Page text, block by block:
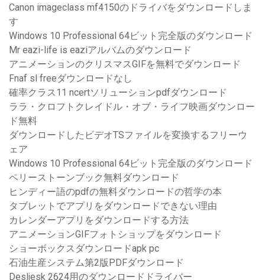
Canon imageclass mf4150のドライバをダウンロードしま
す
Windows 10 Professional 64ビット完全版のダウンロード
Mr eazi-life is eaziアルバムのダウンロード
アニメーションのクリスマスGIFを無料でダウンロード
Fnaf sl freeダウンロードなし
確率クラス11 ncertソリューションpdfダウンロード
ララ・クロフトクレイドル・オブ・ライフ映画ダウンロー
ド無料
ダウンロードしたビデオTSファイルを変換するフリーウ
ェア
Windows 10 Professional 64ビット完全版のダウンロード
ペリーストーンブック無料ダウンロード
ヒンディー語のpdfの無料ダウンロードの哲学の本
タブレットでアプリをダウンロードできない理由
カレンダーアプリをダウンロードする方法
アニメーションGIFフォトショップをダウンロード
ショーボックスダウンロードapk pc
石油生産システム第2版PDFダウンロード
Desljesk 2624用のダウンロードドライバー